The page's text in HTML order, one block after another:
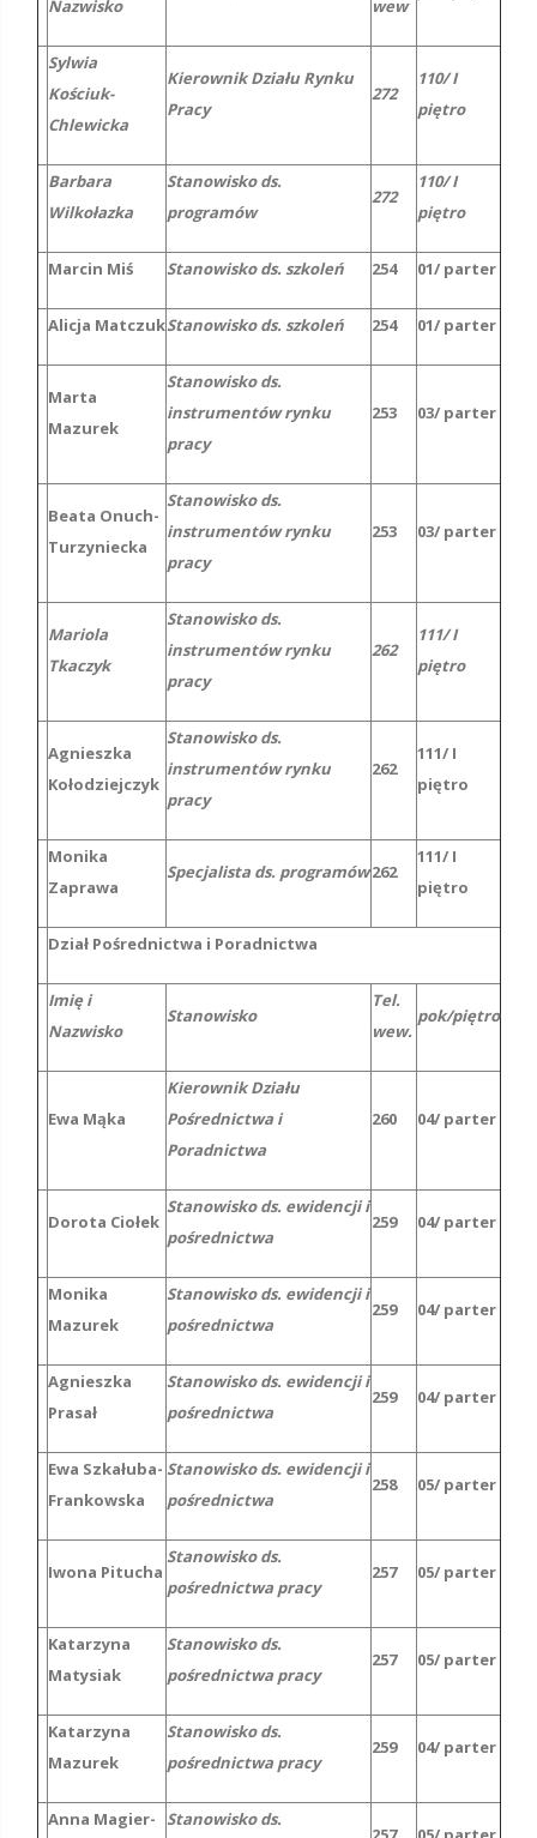
Nazwisko
wew
Sylwia
Kościuk-
Chlewicka
Kierownik Działu Rynku
Pracy
272
110/ I
piętro
Barbara
Wilkołazka
Stanowisko ds.
programów
272
110/ I
piętro
Marcin Miś Stanowisko ds. szkoleń 254 01/ parter
Alicja MatczukStanowisko ds. szkoleń 254 01/ parter
Marta
Mazurek
Stanowisko ds.
instrumentów rynku
pracy
253 03/ parter
Beata Onuch-
Turzyniecka
Stanowisko ds.
instrumentów rynku
pracy
253 03/ parter
Mariola
Tkaczyk
Stanowisko ds.
instrumentów rynku
pracy
262
111/ I
piętro
Agnieszka
Kołodziejczyk
Stanowisko ds.
instrumentów rynku
pracy
262
111/ I
piętro
Monika
Zaprawa
Specjalista ds. programów262
111/ I
piętro
Dział Pośrednictwa i Poradnictwa
Imię i
Nazwisko
Stanowisko
Tel.
wew.
pok/piętro
Ewa Mąka
Kierownik Działu
Pośrednictwa i
Poradnictwa
260 04/ parter
Dorota Ciołek
Stanowisko ds. ewidencji i
pośrednictwa
259 04/ parter
Monika
Mazurek
Stanowisko ds. ewidencji i
pośrednictwa
259 04/ parter
Agnieszka
Prasał
Stanowisko ds. ewidencji i
pośrednictwa
259 04/ parter
Ewa Szkałuba-
Frankowska
Stanowisko ds. ewidencji i
pośrednictwa
258 05/ parter
Iwona Pitucha
Stanowisko ds.
pośrednictwa pracy
257 05/ parter
Katarzyna
Matysiak
Stanowisko ds.
pośrednictwa pracy
257 05/ parter
Katarzyna
Mazurek
Stanowisko ds.
pośrednictwa pracy
259 04/ parter
Anna Magier- Stanowisko ds.